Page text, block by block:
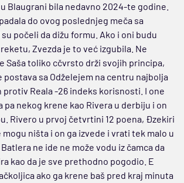
Blaugrani bila nedavno 2024-te godine.
do ovog poslednjeg meča sa
počeli da dižu formu. Ako i oni budu
Zvezda je to već izgubila. Ne
Saša toliko cčvrsto drži svojih principa,
postava sa Odželejem na centru najbolja
protiv Reala -26 indeks korisnosti. I one
pa nekog krene kao Rivera u derbiju i on
Rivero u prvoj četvrtini 12 poena, Đzekiri
mogu ništa i on ga izvede i vrati tek malo u
ne ide ne može vodu iz čamca da
kao da je sve prethodno pogodio. E
ako ga krene baš pred kraj minuta